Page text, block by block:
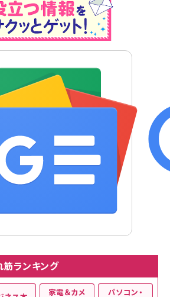
ランキング
家電＆カメ パソコン・